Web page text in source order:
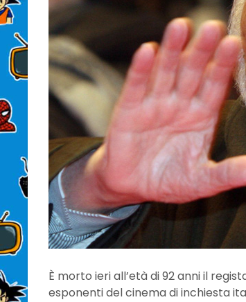
È morto ieri all’età di 92 anni il
esponenti del cinema di inchiesta